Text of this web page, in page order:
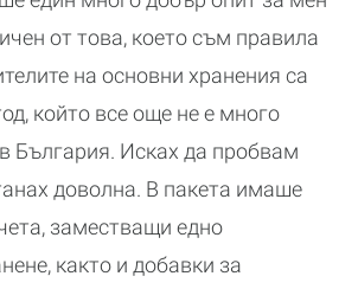
от това, което съм правила
на основни хранения са
който все още не е много
България. Исках да пробвам
доволна. В пакета имаше
заместващи едно
както и добавки за